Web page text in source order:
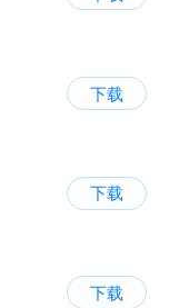
下载
下载
下载